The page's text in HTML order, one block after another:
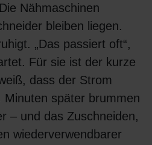
Nähmaschinen
bleiben liegen.
„Das passiert oft“,
Für sie ist der kurze
dass der Strom
Minuten später brummen
– und das Zuschneiden,
wiederverwendbarer